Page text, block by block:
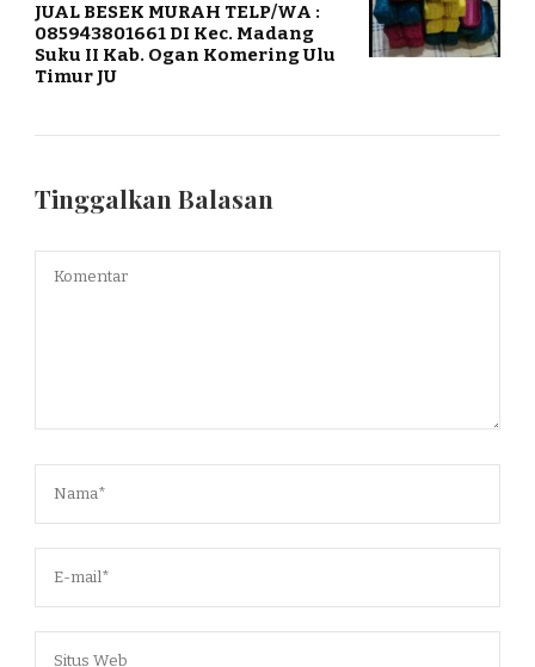
JUAL BESEK MURAH TELP/WA :
085943801661 DI Kec. Madang
Suku II Kab. Ogan Komering Ulu
Timur JU
Tinggalkan Balasan